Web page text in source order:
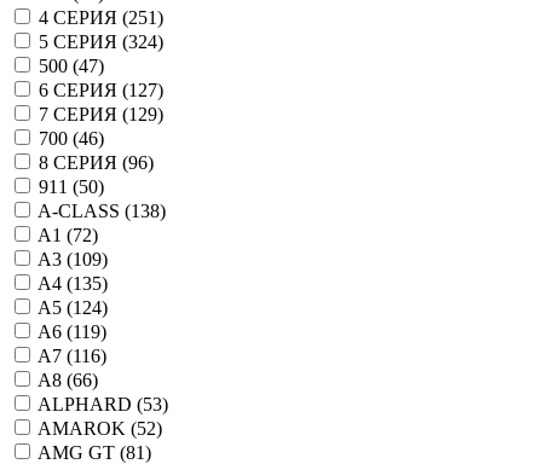
4 СЕРИЯ (251)
5 СЕРИЯ (324)
500 (47)
6 СЕРИЯ (127)
7 СЕРИЯ (129)
700 (46)
8 СЕРИЯ (96)
911 (50)
A-CLASS (138)
A1 (72)
A3 (109)
A4 (135)
A5 (124)
A6 (119)
A7 (116)
A8 (66)
ALPHARD (53)
AMAROK (52)
AMG GT (81)